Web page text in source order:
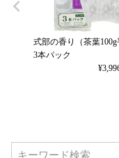
式部の香り（茶葉100g
3本パック
¥